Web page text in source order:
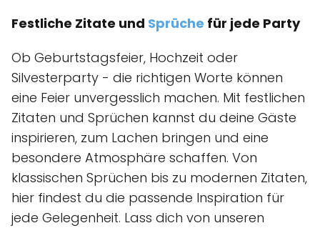
Festliche Zitate und Sprüche für jede Party
Ob Geburtstagsfeier, Hochzeit oder
Silvesterparty - die richtigen Worte können
eine Feier unvergesslich machen. Mit festlichen
Zitaten und Sprüchen kannst du deine Gäste
inspirieren, zum Lachen bringen und eine
besondere Atmosphäre schaffen. Von
klassischen Sprüchen bis zu modernen Zitaten,
hier findest du die passende Inspiration für
jede Gelegenheit. Lass dich von unseren